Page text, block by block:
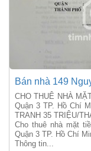
Bán nhà 149
CHO THUÊ NHÀ
Quận 3 TP. Hồ Chí
TRANH 35 TRIỆU/
Cho thuê nhà mặt
Quận 3 TP. Hồ Chí
Thông tin...